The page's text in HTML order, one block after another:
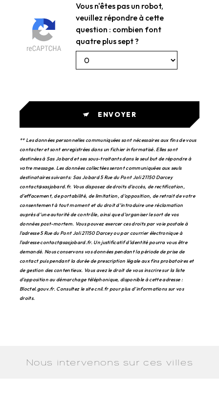
Vous n'êtes pas un robot,
veuillez répondre à cette
question : combien font
quatre plus sept ?
ENVOYER
** Les données personnelles communiquées sont nécessaires aux fins de vous
contacter et sont enregistrées dans un fichier informatisé. Elles sont
destinées à Sas Jobard et ses sous-traitants dans le seul but de répondre à
votre message. Les données collectées seront communiquées aux seuls
destinataires suivants: Sas Jobard 5 Rue du Pont Joli 21150 Darcey
contact@sasjobard.fr. Vous disposez de droits d’accès, de rectification,
d’effacement, de portabilité, de limitation, d’opposition, de retrait de votre
consentement à tout moment et du droit d’introduire une réclamation
auprès d’une autorité de contrôle, ainsi que d’organiser le sort de vos
données post-mortem. Vous pouvez exercer ces droits par voie postale à
l'adresse 5 Rue du Pont Joli 21150 Darcey ou par courrier électronique à
l'adresse contact@sasjobard.fr. Un justificatif d'identité pourra vous être
demandé. Nous conservons vos données pendant la période de prise de
contact puis pendant la durée de prescription légale aux fins probatoires et
de gestion des contentieux. Vous avez le droit de vous inscrire sur la liste
d'opposition au démarchage téléphonique, disponible à cette adresse :
Bloctel.gouv.fr. Consultez le site cnil.fr pour plus d’informations sur vos
droits.
Nous intervenons sur ces villes